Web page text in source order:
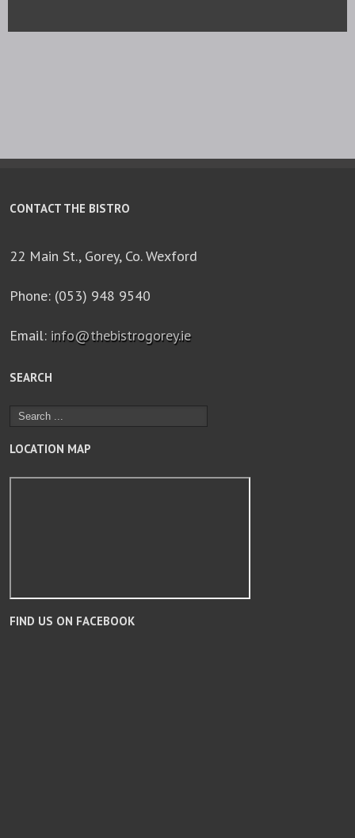
CONTACT THE BISTRO
22 Main St., Gorey, Co. Wexford
Phone: (053) 948 9540
Email: info@thebistrogorey.ie
SEARCH
LOCATION MAP
FIND US ON FACEBOOK